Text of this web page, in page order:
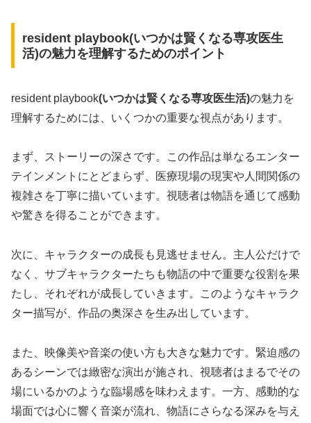
resident playbook(いつかは賢くなる専攻医生
活)の魅力を理解するためのポイント
resident playbook(いつかは賢くなる専攻医生活)の魅力を
理解するためには、いくつかの重要な視点があります。
まず、ストーリーの深さです。この作品は単なるエンター
テインメントにとどまらず、医療現場の現実や人間関係の
複雑さを丁寧に描いています。視聴者は物語を通じて感動
や驚きを得ることができます。
次に、キャラクターの成長も見逃せません。主人公だけで
なく、サブキャラクターたちも物語の中で重要な役割を果
たし、それぞれが成長していきます。このようなキャラク
ター描写が、作品の奥深さを生み出しています。
また、映像美や音楽の使い方も大きな魅力です。緊迫感の
あるシーンでは緻密な演出が施され、視聴者はまるでその
場にいるかのような臨場感を味わえます。一方、感動的な
場面では心に響く音楽が流れ、物語にさらなる深みを与え